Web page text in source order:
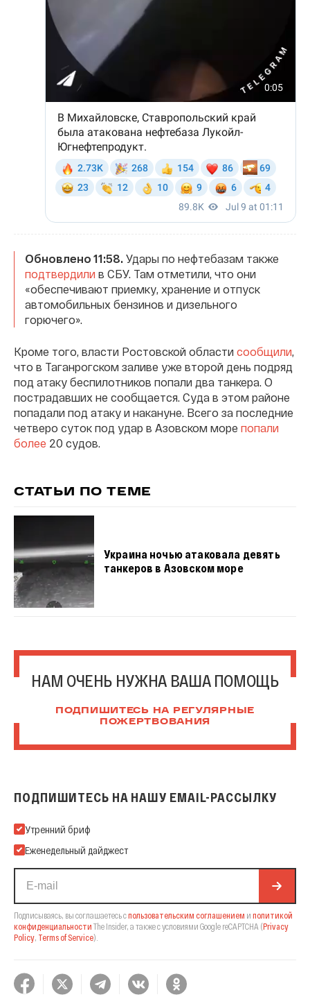
Обновлено 11:58. Удары по нефтебазам также
подтвердили в СБУ. Там отметили, что они
«обеспечивают приемку, хранение и отпуск
автомобильных бензинов и дизельного
горючего».
Кроме того, власти Ростовской области сообщили,
что в Таганрогском заливе уже второй день подряд
под атаку беспилотников попали два танкера. О
пострадавших не сообщается. Суда в этом районе
попадали под атаку и накануне. Всего за последние
четверо суток под удар в Азовском море попали
более 20 судов.
СТАТЬИ ПО ТЕМЕ
Украина ночью атаковала девять
танкеров в Азовском море
НАМ ОЧЕНЬ НУЖНА ВАША ПОМОЩЬ
ПОДПИШИТЕСЬ НА РЕГУЛЯРНЫЕ
ПОЖЕРТВОВАНИЯ
ПОДПИШИТЕСЬ НА НАШУ EMAIL-РАССЫЛКУ
Подпишитесь на нашу Email-рассылку
Утренний бриф
Еженедельный дайджест
Подписываясь, вы соглашаетесь спользовательским соглашением и политикой
конфиденциальности The Insider, а также с условиями Google reCAPTCHA (Privacy
Policy, Terms of Service).